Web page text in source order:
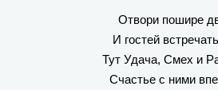
Отвори пошире
И гостей
Тут Удача, Смех и
Счастье с ними